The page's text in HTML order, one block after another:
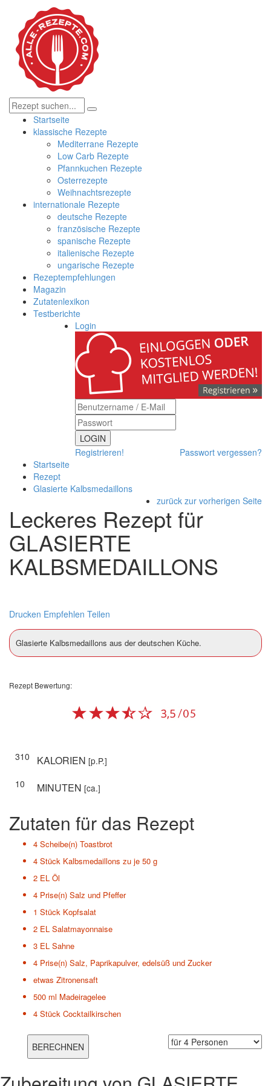
Startseite
klassische Rezepte
Mediterrane Rezepte
Low Carb Rezepte
Pfannkuchen Rezepte
Osterrezepte
Weihnachtsrezepte
internationale Rezepte
deutsche Rezepte
französische Rezepte
spanische Rezepte
italienische Rezepte
ungarische Rezepte
Rezeptempfehlungen
Magazin
Zutatenlexikon
Testberichte
Login
LOGIN
Registrieren!
Passwort vergessen?
Startseite
Rezept
Glasierte Kalbsmedaillons
zurück zur vorherigen Seite
Leckeres Rezept für
GLASIERTE
KALBSMEDAILLONS
Drucken Empfehlen Teilen
Glasierte Kalbsmedaillons aus der deutschen Küche.
Rezept Bewertung:
310 KALORIEN [p.P.]
10
MINUTEN [ca.]
Zutaten für das Rezept
4 Scheibe(n) Toastbrot
4 Stück Kalbsmedaillons zu je 50 g
2 EL Öl
4 Prise(n) Salz und Pfeffer
1 Stück Kopfsalat
2 EL Salatmayonnaise
3 EL Sahne
4 Prise(n) Salz, Paprikapulver, edelsüß und Zucker
etwas Zitronensaft
500 ml Madeiragelee
4 Stück Cocktailkirschen